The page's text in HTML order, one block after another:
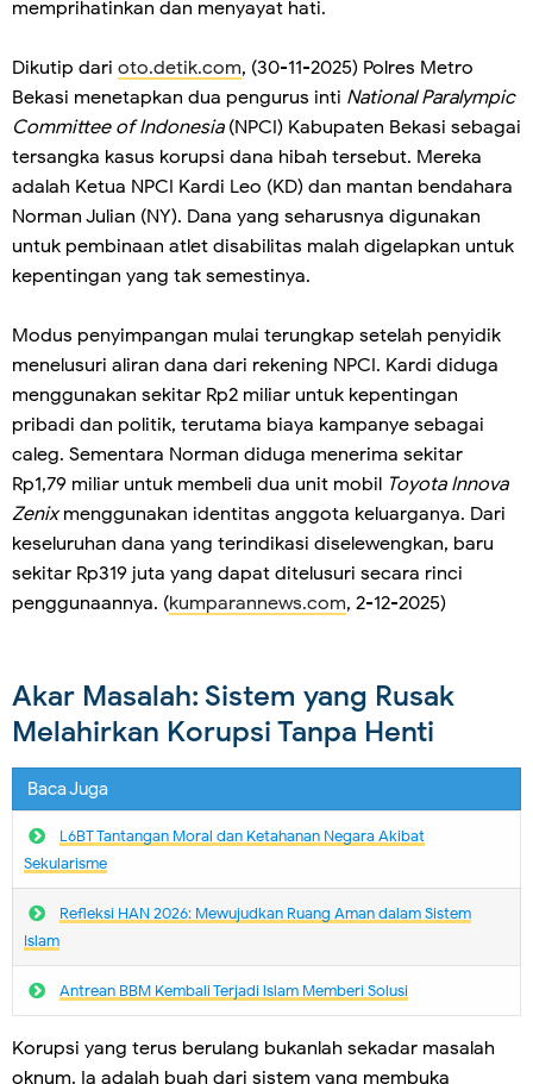
memprihatinkan dan menyayat hati.
Dikutip dari oto.detik.com, (30-11-2025) Polres Metro
Bekasi menetapkan dua pengurus inti National Paralympic
Committee of Indonesia(NPCI) Kabupaten Bekasi sebagai
tersangka kasus korupsi dana hibah tersebut. Mereka
adalah Ketua NPCI Kardi Leo (KD) dan mantan bendahara
Norman Julian (NY). Dana yang seharusnya digunakan
untuk pembinaan atlet disabilitas malah digelapkan untuk
kepentingan yang tak semestinya.
Modus penyimpangan mulai terungkap setelah penyidik
menelusuri aliran dana dari rekening NPCI. Kardi diduga
menggunakan sekitar Rp2 miliar untuk kepentingan
pribadi dan politik, terutama biaya kampanye sebagai
caleg. Sementara Norman diduga menerima sekitar
Rp1,79 miliar untuk membeli dua unit mobil Toyota Innova
Zenixmenggunakan identitas anggota keluarganya. Dari
keseluruhan dana yang terindikasi diselewengkan, baru
sekitar Rp319 juta yang dapat ditelusuri secara rinci
penggunaannya. (kumparannews.com, 2-12-2025)
Akar Masalah: Sistem yang Rusak
Melahirkan Korupsi Tanpa Henti
Baca Juga
L6BT Tantangan Moral dan Ketahanan Negara Akibat
Sekularisme
Refleksi HAN 2026: Mewujudkan Ruang Aman dalam Sistem
Islam
Antrean BBM Kembali Terjadi lslam Memberi Solusi
Korupsi yang terus berulang bukanlah sekadar masalah
oknum. Ia adalah buah dari sistem yang membuka